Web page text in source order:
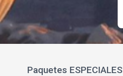
Paquetes ESPECIALES